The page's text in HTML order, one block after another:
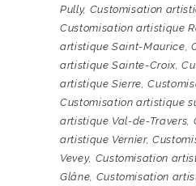
Pully, Customisation
Customisation artistique
artistique Saint-Maurice
artistique Sainte-Croix,
artistique Sierre ,
Customisation artistique
artistique Val-de-Travers
artistique Vernier,
Vevey, Customisation
Glâne Customisation